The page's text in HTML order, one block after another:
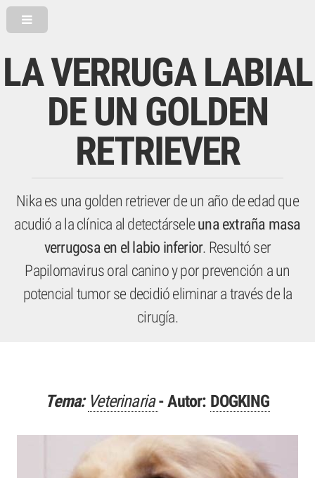
LA VERRUGA LABIAL
DE UN GOLDEN
RETRIEVER
Nika es una golden retriever de un año de edad que
acudió a la clínica al detectárseleuna extraña masa
verrugosa en el labio inferior. Resultó ser
Papilomavirus oral canino y por prevención a un
potencial tumor se decidió eliminar a través de la
cirugía.
Tema: Veterinaria- Autor: DOGKING